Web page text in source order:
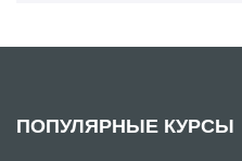
ПОПУЛЯРНЫЕ КУРСЫ